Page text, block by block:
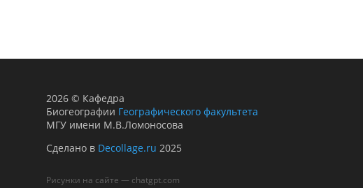
2026 © Кафедра
Биогеографии Географического факультета
МГУ имени М.В.Ломоносова
Сделано в Decollage.ru 2025
Рисунки на сайте — chatgpt.com